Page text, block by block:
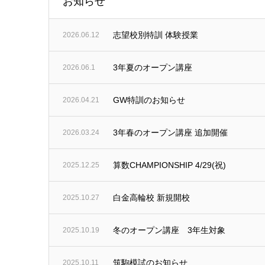
2026.06.12 志望校別特訓 体験授業
2026.06.1 3年夏のオープン講座
2026.04.21 GW特訓のお知らせ
2026.03.24 3年春のオープン講座 追加開催
2025.12.25 算数CHAMPIONSHIP 4/29(祝)
2025.10.27 白金高輪校 新規開校
2025.10.19 冬のオープン講座 3年生対象
2025.10.11 筑駒模試のお知らせ